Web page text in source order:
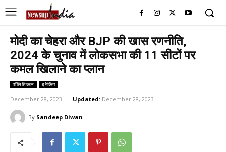
मोदी का चेहरा और BJP की खास रणनीति,
2024 के चुनाव में लोकसभा की 11 सीटों पर
कमल खिलाने का प्लान
पॉलिटिकल ब्रेकिंग
December 28, 2023 Updated: December 28, 2023
By Sandeep Diwan